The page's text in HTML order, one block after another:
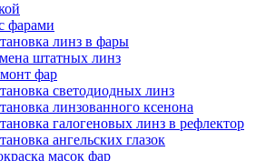
фарами
линз в фары
штатных линз
фар
светодиодных линз
линзованного ксенона
галогеновых линз в рефлектор
ангельских глазок
масок фар